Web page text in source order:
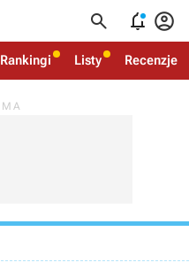
  
Rankingi Listy Recenzje